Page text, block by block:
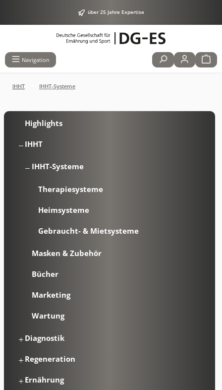
über 25 Jahre Expertise
Navigation
IHHT IHHT-Systeme
Highlights
IHHT
IHHT-Systeme
Therapiesysteme
Heimsysteme
Gebraucht- & Mietsysteme
Masken & Zubehör
Bücher
Marketing
Wartung
Diagnostik
Regeneration
Ernährung